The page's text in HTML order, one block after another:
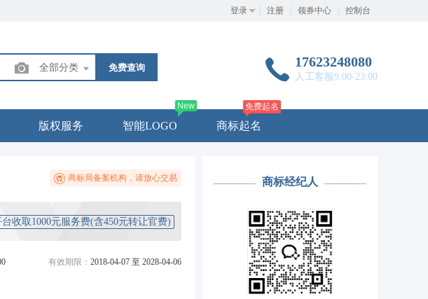
登录 注册 领券中心 控制台
全部分类 免费查询 17623248080
人工客服9:00-23:00
版权服务 智能LOGO
New
商标起名
免费起名
商标局备案机构，请放心交易
台收取1000元服务费(含450元转让官费)
有效期限： 2018-04-07 至 2028-04-06
商标经纪人